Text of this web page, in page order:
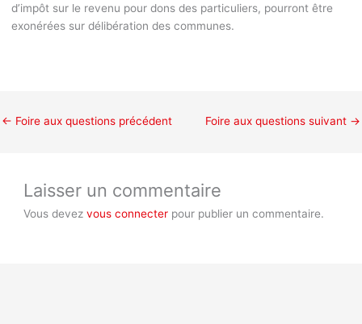
d’impôt sur le revenu pour dons des particuliers, pourront être
exonérées sur délibération des communes.
← Foire aux questions précédent Foire aux questions suivant →
Laisser un commentaire
Vous devezvous connecter pour publier un commentaire.